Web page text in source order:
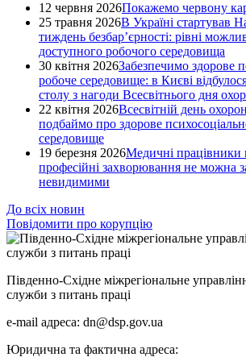
12 червня 2026Покажемо червону
25 травня 2026В Україні стартував
тиждень безбар’єрності: рівні
доступного робочого середовища
30 квітня 2026Забезпечимо здорове
робоче середовище: в Києві
столу з нагоди Всесвітнього дня
22 квітня 2026Всесвітній день
подбаймо про здорове
середовище
19 березня 2026Медичні працівники
професійні захворювання не можна
невидимими
До всіх новин
Повідомити про корупцію
Південно-Східне міжрегіональне
служби з питань праці
e-mail адреса: dn@dsp.gov.ua
Юридична та фактична адреса: